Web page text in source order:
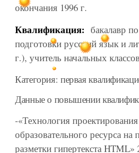
окончания 1996 г.
Квалификация: бакалавр
подготовки русский язык и
г.), учитель начальных
Категория: первая
Данные о повышении
-«Технология проектирования
образовательного ресурса на
разметки гипертекста HTML»